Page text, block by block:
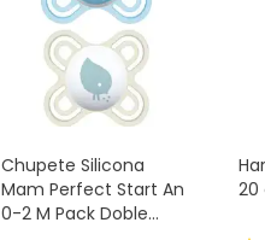
Chupete Silicona
Mam Perfect Start An
0-2 M Pack Doble
20